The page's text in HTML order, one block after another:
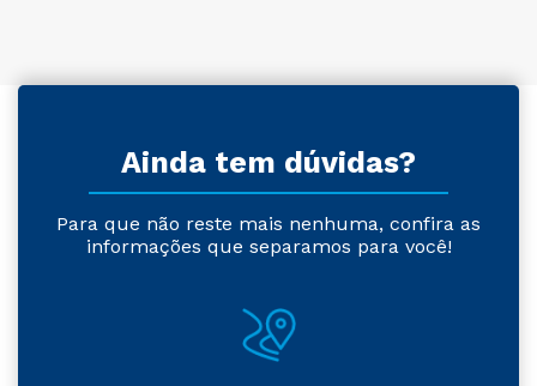
Ainda tem dúvidas?
Para que não reste mais nenhuma, confira as
informações que separamos para você!